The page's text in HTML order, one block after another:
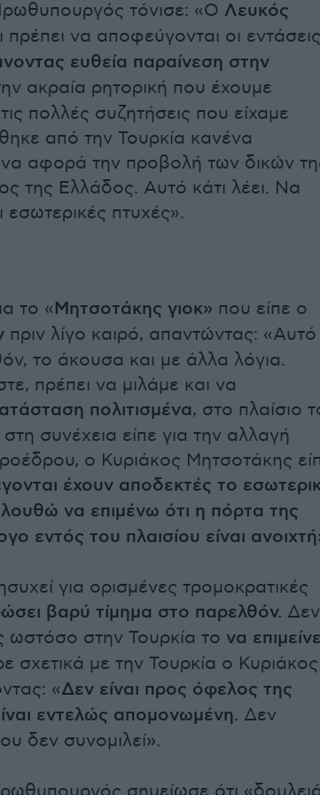
τόνισε: «Ο Λευκός
να αποφεύγονται οι εντάσεις
ευθεία παραίνεση στην
ακραία ρητορική που έχουμε
πολλές συζητήσεις που είχαμε
από την Τουρκία κανένα
αφορά την προβολή των δικών
της Ελλάδος. Αυτό κάτι λέει. Να
πτυχές».
το «Μητσοτάκης γιοκ» που είπε ο
πριν λίγο καιρό, απαντώντας: «Αυτό
το άκουσα και με άλλα λόγια.
πρέπει να μιλάμε και να
πολιτισμένα, στο πλαίσιο
συνέχεια είπε για την αλλαγή
ο Κυριάκος Μητσοτάκης
έχουν αποδεκτές το
να επιμένω ότι η πόρτα της
εντός του πλαισίου είναι
για ορισμένες τρομοκρατικές
βαρύ τίμημα στο παρελθόν. Δεν
στην Τουρκία το να
σχετικά με την Τουρκία ο Κυριάκος
«Δεν είναι προς όφελος της
εντελώς απομονωμένη. Δεν
δεν συνομιλεί».